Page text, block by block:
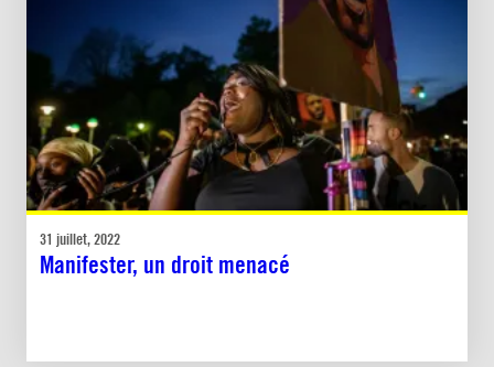
31 juillet, 2022
Manifester, un droit menacé